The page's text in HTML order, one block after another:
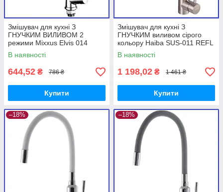
Змішувач для кухні З
ГНУЧКИМ ВИЛИВОМ 2
режими Mixxus Elvis 014
Reflector (Nut) (MI6303)
В наявності
644,52 ₴ 786 ₴
Купити
Змішувач для кухні З
ГНУЧКИМ виливом сірого
кольору Haiba SUS-011 REFL
GREY (HB3890) Хайба
нержавіюча сталь
В наявності
1 198,02 ₴ 1 461 ₴
Купити
–18% –18%